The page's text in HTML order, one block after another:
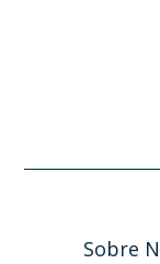
Sobre